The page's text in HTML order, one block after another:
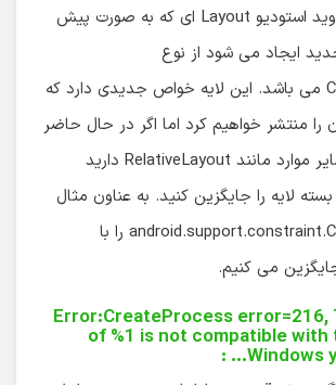
در نسخه ۲٫۳ اندروید استودیو Layout ای که به صورت پیش
ایجاد می شود از نوع
ConstraintLayout می باشد. این لایه خواص جدیدی دارد که
را منتشر خواهیم کرد اما اگر در حال حاضر
قصد استفاده از سایر موارد مانند RelativeLayout دارید
لایه را جایگزین کنید. به عناون مثال
android.support.constraint.ConstraintLayout را با
– Error:CreateProcess
of %1 is not compatible
Windows